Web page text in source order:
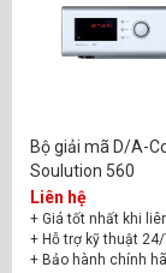
Bộ giải mã D/A-
Soulution 560
Liên hệ
+ Giá tốt nhất khi
+ Hỗ trợ kỹ thuật
+ Bảo hành chính